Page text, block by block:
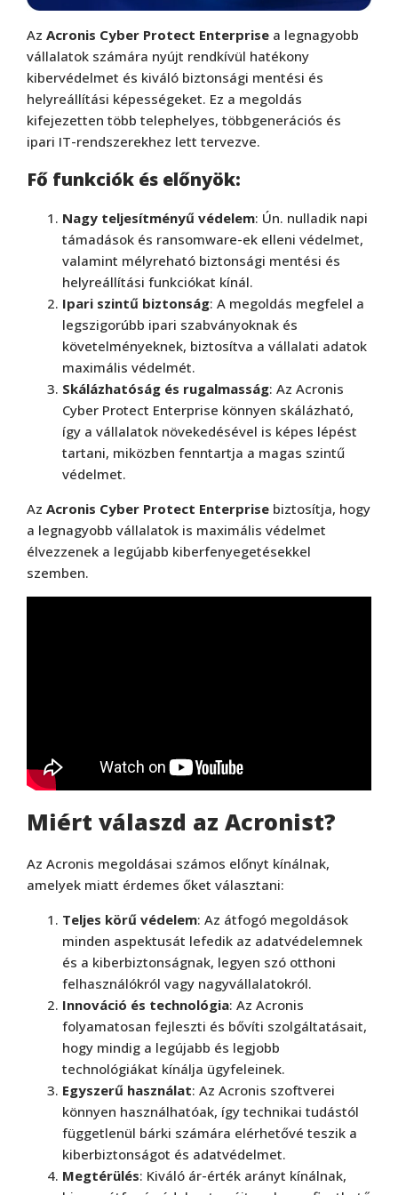
Az Acronis Cyber Protect Enterprise a legnagyobb
vállalatok számára nyújt rendkívül hatékony
kibervédelmet és kiváló biztonsági mentési és
helyreállítási képességeket. Ez a megoldás
kifejezetten több telephelyes, többgenerációs és
ipari IT-rendszerekhez lett tervezve.
Fő funkciók és előnyök:
Nagy teljesítményű védelem: Ún. nulladik napi
támadások és ransomware-ek elleni védelmet,
valamint mélyreható biztonsági mentési és
helyreállítási funkciókat kínál.
Ipari szintű biztonság: A megoldás megfelel a
legszigorúbb ipari szabványoknak és
követelményeknek, biztosítva a vállalati adatok
maximális védelmét.
Skálázhatóság és rugalmasság: Az Acronis
Cyber Protect Enterprise könnyen skálázható,
így a vállalatok növekedésével is képes lépést
tartani, miközben fenntartja a magas szintű
védelmet.
Az Acronis Cyber Protect Enterprise biztosítja, hogy
a legnagyobb vállalatok is maximális védelmet
élvezzenek a legújabb kiberfenyegetésekkel
szemben.
Miért válaszd az Acronist?
Az Acronis megoldásai számos előnyt kínálnak,
amelyek miatt érdemes őket választani:
Teljes körű védelem: Az átfogó megoldások
minden aspektusát lefedik az adatvédelemnek
és a kiberbiztonságnak, legyen szó otthoni
felhasználókról vagy nagyvállalatokról.
Innováció és technológia: Az Acronis
folyamatosan fejleszti és bővíti szolgáltatásait,
hogy mindig a legújabb és legjobb
technológiákat kínálja ügyfeleinek.
Egyszerű használat: Az Acronis szoftverei
könnyen használhatóak, így technikai tudástól
függetlenül bárki számára elérhetővé teszik a
kiberbiztonságot és adatvédelmet.
Megtérülés: Kiváló ár-érték arányt kínálnak,